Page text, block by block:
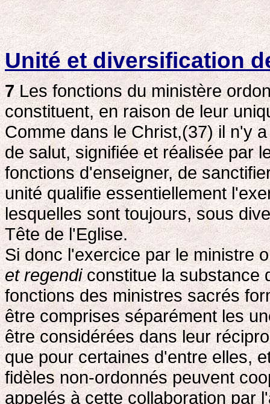
Unité et diversification
7Les fonctions du ministère
constituent, en raison de leur
Comme dans le Christ,(37) il n'y
de salut, signifiée et réalisée par
fonctions d'enseigner, de
unité qualifie essentiellement
lesquelles sont toujours, sous
Tête de l'Eglise.
Si donc l'exercice par le ministre
et regendiconstitue la substance
fonctions des ministres sacrés
être comprises séparément les
être considérées dans leur
que pour certaines d'entre elles,
fidèles non-ordonnés peuvent
appelés à cette collaboration par